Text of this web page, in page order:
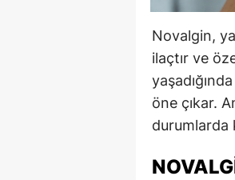
Novalgin,
ilaçtır ve
öne çıkar.
durumlarda